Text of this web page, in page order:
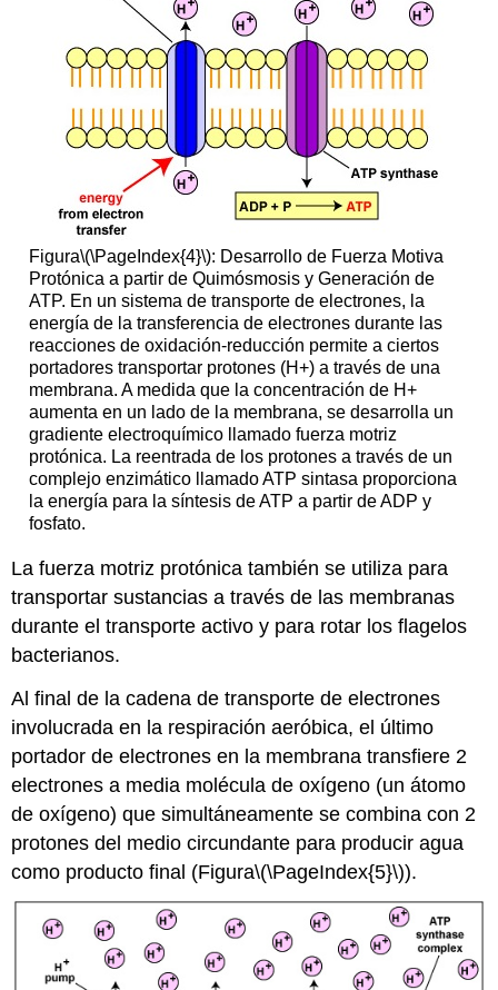
Figura\(\PageIndex{4}\): Desarrollo de Fuerza Motiva
Protónica a partir de Quimósmosis y Generación de
ATP. En un sistema de transporte de electrones, la
energía de la transferencia de electrones durante las
reacciones de oxidación-reducción permite a ciertos
portadores transportar protones (H+) a través de una
membrana. A medida que la concentración de H+
aumenta en un lado de la membrana, se desarrolla un
gradiente electroquímico llamado fuerza motriz
protónica. La reentrada de los protones a través de un
complejo enzimático llamado ATP sintasa proporciona
la energía para la síntesis de ATP a partir de ADP y
fosfato.
La fuerza motriz protónica también se utiliza para
transportar sustancias a través de las membranas
durante el transporte activo y para rotar los flagelos
bacterianos.
Al final de la cadena de transporte de electrones
involucrada en la respiración aeróbica, el último
portador de electrones en la membrana transfiere 2
electrones a media molécula de oxígeno (un átomo
de oxígeno) que simultáneamente se combina con 2
protones del medio circundante para producir agua
como producto final (Figura\(\PageIndex{5}\)).